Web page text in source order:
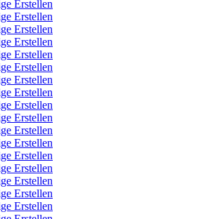
Erstellen
Erstellen
Erstellen
Erstellen
Erstellen
Erstellen
Erstellen
Erstellen
Erstellen
Erstellen
Erstellen
Erstellen
Erstellen
Erstellen
Erstellen
Erstellen
Erstellen